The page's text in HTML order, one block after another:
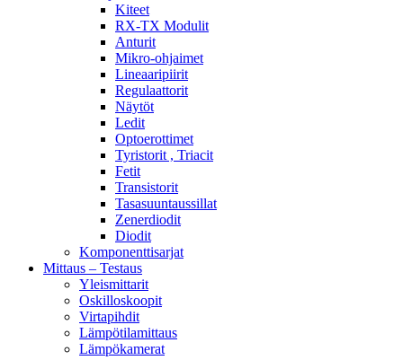
Kiteet
RX-TX Modulit
Anturit
Mikro-ohjaimet
Lineaaripiirit
Regulaattorit
Näytöt
Ledit
Optoerottimet
Tyristorit , Triacit
Fetit
Transistorit
Tasasuuntaussillat
Zenerdiodit
Diodit
Komponenttisarjat
Mittaus – Testaus
Yleismittarit
Oskilloskoopit
Virtapihdit
Lämpötilamittaus
Lämpökamerat